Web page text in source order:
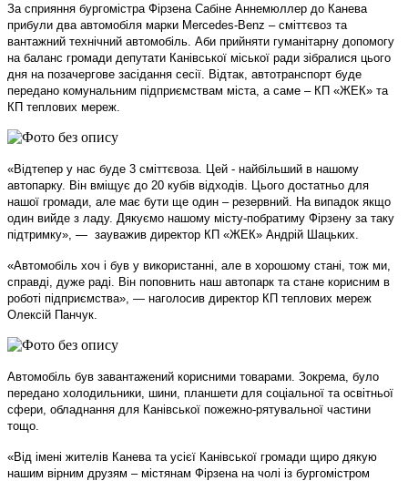
За сприяння бургомістра Фірзена Сабіне Аннемюллер до Канева
прибули два автомобіля марки Mercedes-Benz – сміттєвоз та
вантажний технічний автомобіль. Аби прийняти гуманітарну допомогу
на баланс громади депутати Канівської міської ради зібралися цього
дня на позачергове засідання сесії. Відтак, автотранспорт буде
передано комунальним підприємствам міста, а саме – КП «ЖЕК» та
КП теплових мереж.
«Відтепер у нас буде 3 сміттєвоза. Цей - найбільший в нашому
автопарку. Він вміщує до 20 кубів відходів. Цього достатньо для
нашої громади, але має бути ще один – резервний. На випадок якщо
один вийде з ладу. Дякуємо нашому місту-побратиму Фірзену за таку
підтримку», — зауважив директор КП «ЖЕК» Андрій Шацьких.
«Автомобіль хоч і був у використанні, але в хорошому стані, тож ми,
справді, дуже раді. Він поповнить наш автопарк та стане корисним в
роботі підприємства», — наголосив директор КП теплових мереж
Олексій Панчук.
Автомобіль був завантажений корисними товарами. Зокрема, було
передано холодильники, шини, планшети для соціальної та освітньої
сфери, обладнання для Канівської пожежно-рятувальної частини
тощо.
«Від імені жителів Канева та усієї Канівської громади щиро дякую
нашим вірним друзям – містянам Фірзена на чолі із бургомістром